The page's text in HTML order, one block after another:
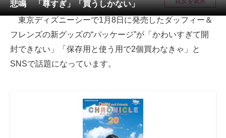
注目記事を集めた総合ページ
ITの今と未来を見通す
スマホと通信の最新トレンド
好きが集まる 比べて選べる
ビジネスと働き方のヒント
悲鳴 「尊すぎ」「買うしかない」
東京ディズニーシーで1月8日に発売したダッフィー＆
フレンズの新グッズの“パッケージ”が「かわいすぎて開
封できない」「保存用と使う用で2個買わなきゃ」と
SNSで話題になっています。